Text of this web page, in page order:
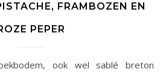
FRAMBOZEN EN
PEPER